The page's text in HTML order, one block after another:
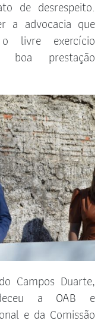
de desrespeito.
a advocacia que
livre exercício
prestação
Campos Duarte,
a OAB e
e da Comissão